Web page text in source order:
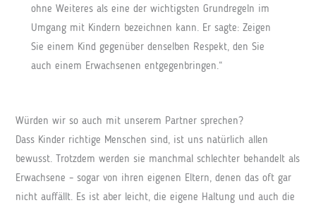
ohne Weiteres als eine der wichtigsten Grundregeln im
Umgang mit Kindern bezeichnen kann. Er sagte: Zeigen
Sie einem Kind gegenüber denselben Respekt, den Sie
auch einem Erwachsenen entgegenbringen.“
Würden wir so auch mit unserem Partner sprechen?
Dass Kinder richtige Menschen sind, ist uns natürlich allen
bewusst. Trotzdem werden sie manchmal schlechter behandelt als
Erwachsene – sogar von ihren eigenen Eltern, denen das oft gar
nicht auffällt. Es ist aber leicht, die eigene Haltung und auch die